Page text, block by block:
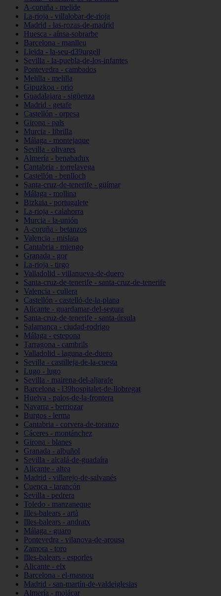
A-coruña - melide
La-rioja - villalobar-de-rioja
Madrid - las-rozas-de-madrid
Huesca - aínsa-sobrarbe
Barcelona - manlleu
Lleida - la-seu-d39urgell
Sevilla - la-puebla-de-los-infantes
Pontevedra - cambados
Melilla - melilla
Gipuzkoa - orio
Guadalajara - sigüenza
Madrid - getafe
Castellón - orpesa
Girona - pals
Murcia - librilla
Málaga - montejaque
Sevilla - olivares
Almería - benahadux
Cantabria - torrelavega
Castellón - benlloch
Santa-cruz-de-tenerife - güímar
Málaga - mollina
Bizkaia - portugalete
La-rioja - calahorra
Murcia - la-unión
A-coruña - betanzos
Valencia - mislata
Cantabria - miengo
Granada - gor
La-rioja - tirgo
Valladolid - villanueva-de-duero
Santa-cruz-de-tenerife - santa-cruz-de-tenerife
Valencia - cullera
Castellón - castelló-de-la-plana
Alicante - guardamar-del-segura
Santa-cruz-de-tenerife - santa-úrsula
Salamanca - ciudad-rodrigo
Málaga - estepona
Tarragona - cambrils
Valladolid - laguna-de-duero
Sevilla - castilleja-de-la-cuesta
Lugo - lugo
Sevilla - mairena-del-aljarafe
Barcelona - l39hospitalet-de-llobregat
Huelva - palos-de-la-frontera
Navarra - berriozar
Burgos - lerma
Cantabria - corvera-de-toranzo
Cáceres - montánchez
Girona - blanes
Granada - albuñol
Sevilla - alcalá-de-guadaíra
Alicante - altea
Madrid - villarejo-de-salvanés
Cuenca - tarancón
Sevilla - pedrera
Toledo - manzaneque
Illes-balears - artà
Illes-balears - andratx
Málaga - guaro
Pontevedra - vilanova-de-arousa
Zamora - toro
Illes-balears - esporles
Alicante - elx
Barcelona - el-masnou
Madrid - san-martín-de-valdeiglesias
Almería - mojácar